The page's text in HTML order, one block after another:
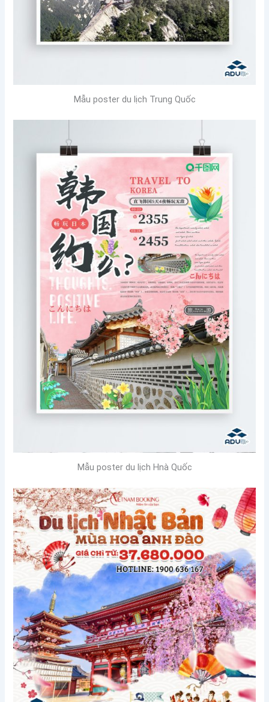
Mẫu poster du lịch Trung Quốc
Mẫu poster du lịch Hnà Quốc